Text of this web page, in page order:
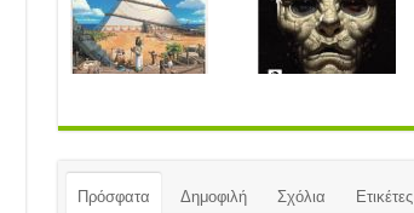
Πρόσφατα Δημοφιλή Σχόλια Ετικέτες